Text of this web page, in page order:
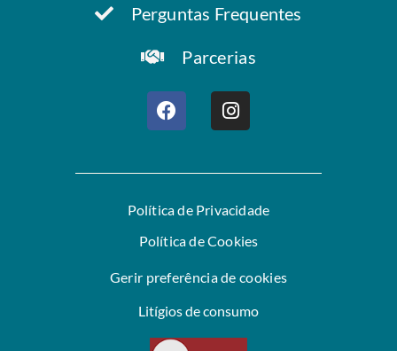
Perguntas Frequentes
Parcerias
Política de Privacidade
Política de Cookies
Gerir preferência de cookies
Litígios de consumo